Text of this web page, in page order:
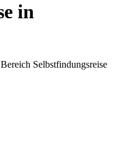
in
Selbstfindungsreise